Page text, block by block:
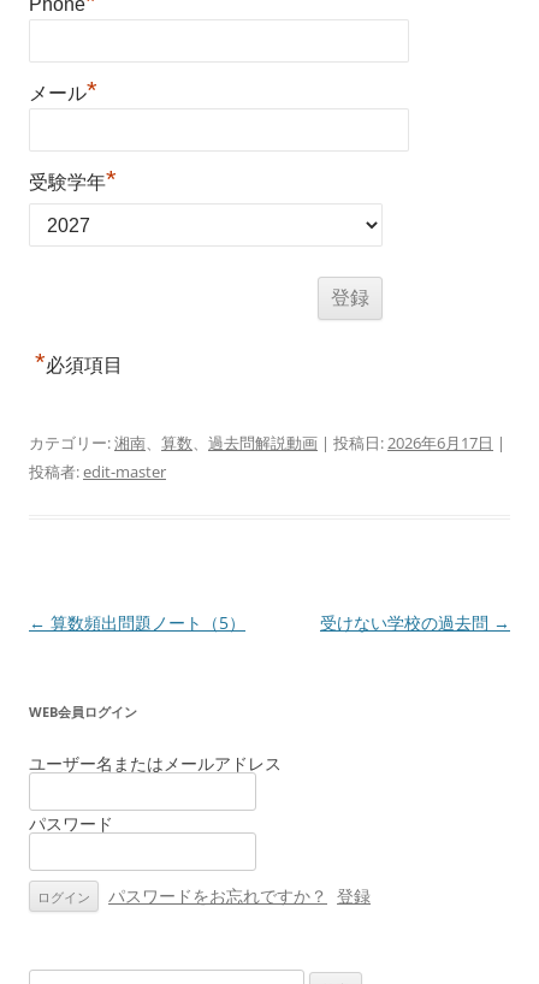
Phone
メール*
受験学年*
*必須項目
カテゴリー:湘南、 算数、 過去問解説動画 | 投稿日:2026年6月17日 |
投稿者:edit-master
投
ビ
ゲ
シ
ン
← 算数頻出問題ノート（5） 受けない学校の過去問 →
WEB会員ログイン
ユーザー名またはメールアドレス
パスワード
パスワードをお忘れですか？ 登録